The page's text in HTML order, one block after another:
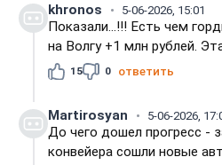
khronos 5-06-2026, 15:01
Показали...!!! Есть чем
на Волгу +1 млн рублей.
15 0 ответить
Martirosyan 5-06-2026,
До чего дошел прогресс -
конвейера сошли новые